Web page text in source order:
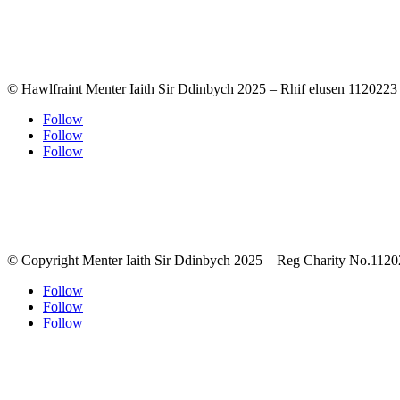
© Hawlfraint Menter Iaith Sir Ddinbych 2025 – Rhif elusen 1120223
Follow
Follow
Follow
© Copyright Menter Iaith Sir Ddinbych 2025 – Reg Charity
Follow
Follow
Follow